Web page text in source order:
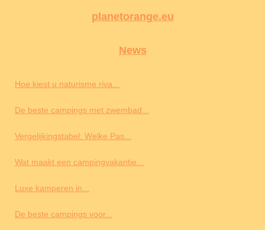
planetorange.eu
News
Hoe kiest u naturisme riva...
De beste campings met zwembad...
Vergelijkingstabel: Welke Pas...
Wat maakt een campingvakantie...
Luxe kamperen in...
De beste campings voor...